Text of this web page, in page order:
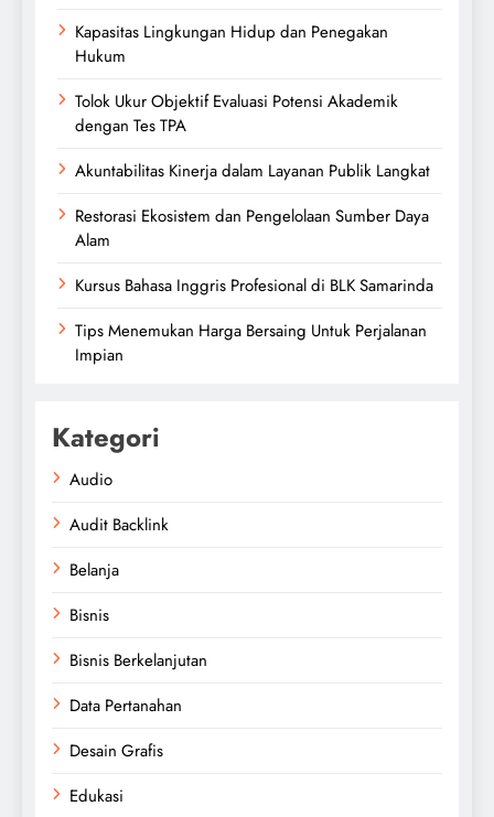
Kapasitas Lingkungan Hidup dan Penegakan
Hukum
Tolok Ukur Objektif Evaluasi Potensi Akademik
dengan Tes TPA
Akuntabilitas Kinerja dalam Layanan Publik Langkat
Restorasi Ekosistem dan Pengelolaan Sumber Daya
Alam
Kursus Bahasa Inggris Profesional di BLK Samarinda
Tips Menemukan Harga Bersaing Untuk Perjalanan
Impian
Kategori
Audio
Audit Backlink
Belanja
Bisnis
Bisnis Berkelanjutan
Data Pertanahan
Desain Grafis
Edukasi